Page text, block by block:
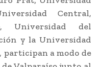
Central,
Universidad del
y la Universidad
participan a modo de